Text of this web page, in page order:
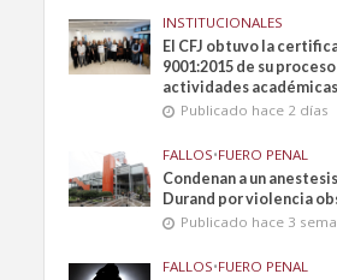
INSTITUCIONALES
El CFJ obtuvo la
9001:2015 de su
actividades académicas
Publicado hace 2 días
FALLOS•FUERO PENAL
Condenan a un
Durand por violencia
Publicado hace 3
FALLOS•FUERO PENAL